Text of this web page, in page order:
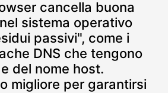
cancella buona
sistema operativo
passivi", come i
DNS che tengono
del nome host.
migliore per garantirsi